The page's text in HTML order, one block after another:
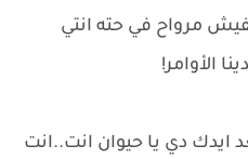
مرواح في حته انتي
الأوامر!
دي يا حيوان انت..انت